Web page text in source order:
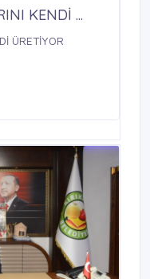
KENDİ ...
ÜRETİYOR